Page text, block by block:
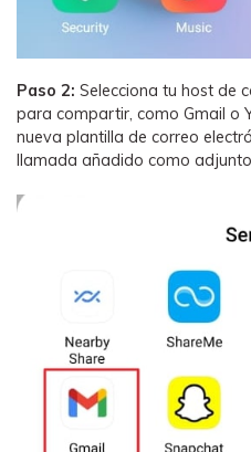
Paso 2: Selecciona tu host de
para compartir, como Gmail o
nueva plantilla de correo
llamada añadido como